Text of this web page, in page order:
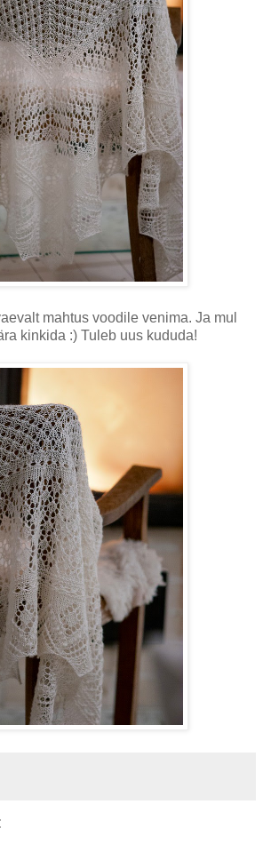
mahtus voodile venima. Ja mul
kinkida :) Tuleb uus kududa!